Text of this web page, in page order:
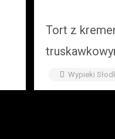
Tort z
Wypieki